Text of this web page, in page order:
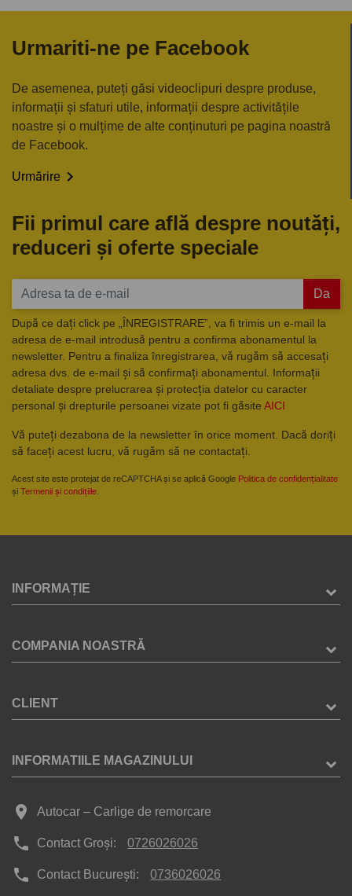
Urmariti-ne pe Facebook
De asemenea, puteți găsi videoclipuri despre produse,
informații și sfaturi utile, informații despre activitățile
noastre și o mulțime de alte conținuturi pe pagina noastră
de Facebook.
Urmărire 
Fii primul care află despre noutăți,
reduceri și oferte speciale
Da
După ce dați click pe „ÎNREGISTRARE”, va fi trimis un e-mail la
adresa de e-mail introdusă pentru a confirma abonamentul la
newsletter. Pentru a finaliza înregistrarea, vă rugăm să accesați
adresa dvs. de e-mail și să confirmați abonamentul. Informații
detaliate despre prelucrarea și protecția datelor cu caracter
personal și drepturile persoanei vizate pot fi găsite AICI
Vă puteți dezabona de la newsletter în orice moment. Dacă doriți
să faceți acest lucru, vă rugăm să ne contactați.
Acest site este protejat de reCAPTCHA și se aplică Google Politica de confidențialitate
și Termenii și condițiile
INFORMAȚIE
COMPANIA NOASTRĂ
CLIENT
INFORMATIILE MAGAZINULUI
place Autocar – Carlige de remorcare
phone Contact Groși: 0726026026
phone Contact București: 0736026026